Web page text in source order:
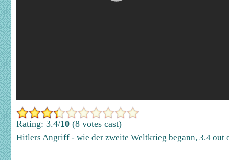
Rating: 3.4/10 (8 votes cast)
Hitlers Angriff - wie der zweite Weltkrieg begann, 3.4 out